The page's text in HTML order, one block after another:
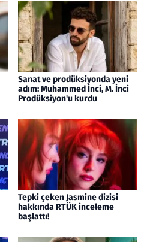
Sanat ve prodüksiyonda yeni
adım: Muhammed İnci, M. İnci
Prodüksiyon'u kurdu
Tepki çeken Jasmine dizisi
hakkında RTÜK inceleme
başlattı!